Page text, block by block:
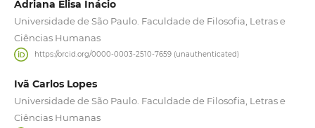
Adriana Elisa Inácio
Universidade de São Paulo. Faculdade de Filosofia, Letras e
Ciências Humanas
https://orcid.org/0000-0003-2510-7659 (unauthenticated)
Ivã Carlos Lopes
Universidade de São Paulo. Faculdade de Filosofia, Letras e
Ciências Humanas